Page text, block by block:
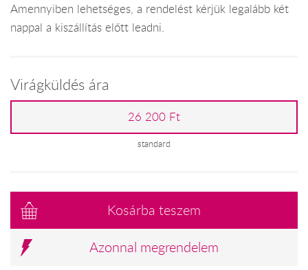
Amennyiben lehetséges, a rendelést kérjük legalább két
nappal a kiszállítás előtt leadni.
Virágküldés ára
26 200 Ft
standard
Kosárba teszem
Azonnal megrendelem